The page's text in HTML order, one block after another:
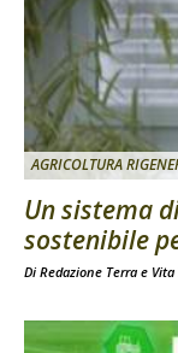
AGRICOLTURA
Un sistema
sostenibile
Di Redazione Terra e Vita